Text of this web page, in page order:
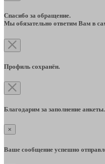
Спасибо за обращение.
Мы обязательно ответим Вам в
Профиль сохранён.
Благодарим за заполнение анкеты.
×
Ваше сообщение успешно